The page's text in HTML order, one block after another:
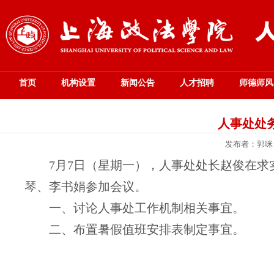
首页 机构设置 新闻公告 人才招聘 师德师风
人事处处
发布者：郭
7月 7日（星期一），人事处处长赵俊在求
琴、李书娟参加会议。
一、 讨论人事处工作机制相关事宜。
二、布置暑假值班安排表制定事宜。